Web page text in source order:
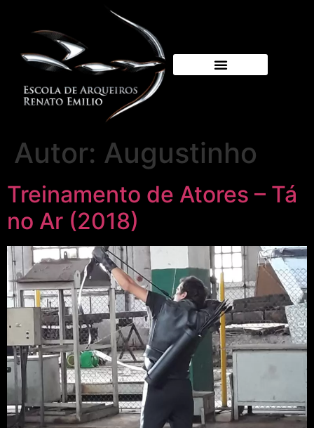
Autor: Augustinho
Treinamento de Atores – Tá
no Ar (2018)